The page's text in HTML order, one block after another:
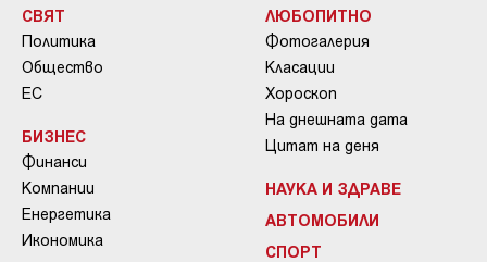
СВЯТ
Политика
Общество
ЕС
БИЗНЕС
Финанси
Компании
Енергетика
Икономика
ЛЮБОПИТНО
Фотогалерия
Класации
Хороскоп
На днешната дата
Цитат на деня
НАУКА И ЗДРАВЕ
АВТОМОБИЛИ
СПОРТ